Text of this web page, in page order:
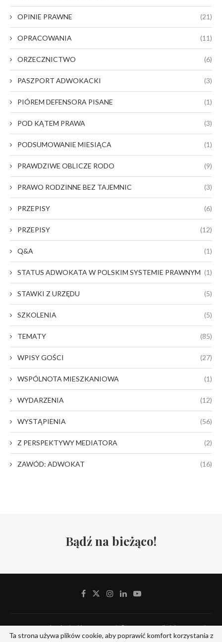
OPINIE PRAWNE (21)
OPRACOWANIA (11)
ORZECZNICTWO (6)
PASZPORT ADWOKACKI (3)
PIÓREM DEFENSORA PISANE (1)
POD KĄTEM PRAWA (3)
PODSUMOWANIE MIESIĄCA (1)
PRAWDZIWE OBLICZE RODO (9)
PRAWO RODZINNE BEZ TAJEMNIC (3)
PRZEPISY (6)
PRZEPISY (12)
Q&A (1)
STATUS ADWOKATA W POLSKIM SYSTEMIE PRAWNYM (1)
STAWKI Z URZĘDU (5)
SZKOLENIA (5)
TEMATY (85)
WPISY GOŚCI (27)
WSPÓLNOTA MIESZKANIOWA (1)
WYDARZENIA (12)
WYSTĄPIENIA (56)
Z PERSPEKTYWY MEDIATORA (2)
ZAWÓD: ADWOKAT (16)
Bądź na bieżąco!
Stowarzyszenie Adwokackie Defensor Iuris © 2019-2024. All Rights Reserved.
Designed and Developed byITserv.pl
Ta strona używa plików cookie, aby poprawić komfort korzystania z